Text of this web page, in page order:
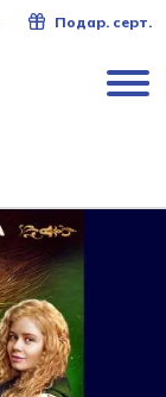
Подар. серт.